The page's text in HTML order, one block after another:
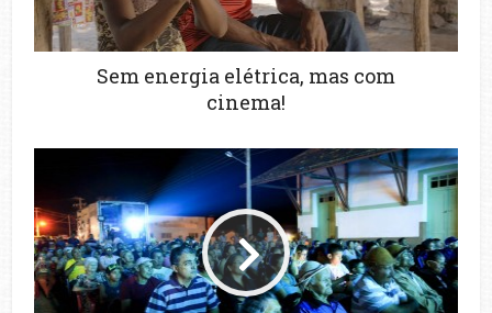
Sem energia elétrica, mas com
cinema!